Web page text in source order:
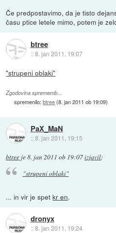
Če predpostavimo, da je tisto
času ptice letele mimo, potem je
btree
::8. jan 2011, 19:07
"strupeni oblaki"
Zgodovina sprememb…
spremenilo:btree(8. jan 2011 ob 19:09)
PaX_MaN
::8. jan 2011, 19:15
btree je8. jan 2011 ob 19:07izjavil:
"strupeni oblaki"
... in vir je spetkr en.
dronyx
::8. jan 2011, 19:24